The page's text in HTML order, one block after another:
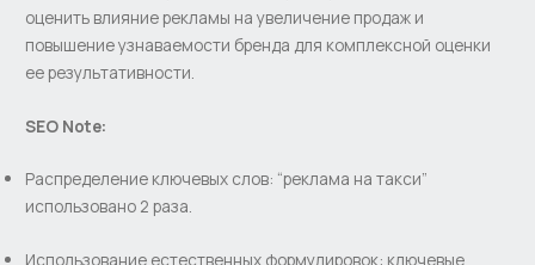
оценить влияние рекламы на увеличение продаж и
повышение узнаваемости бренда для комплексной оценки
ее результативности.
SEO Note:
Распределение ключевых слов: “реклама на такси”
использовано 2 раза.
Использование естественных формулировок: ключевые